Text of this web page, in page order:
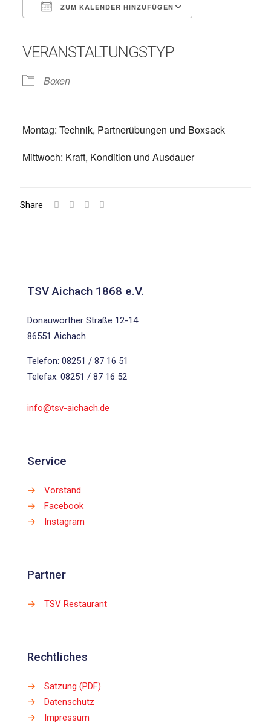
ZUM KALENDER HINZUFÜGEN
VERANSTALTUNGSTYP
Boxen
Montag: Technik, Partnerübungen und Boxsack
Mittwoch: Kraft, Kondition und Ausdauer
Share
TSV Aichach 1868 e.V.
Donauwörther Straße 12-14
86551 Aichach
Telefon: 08251 / 87 16 51
Telefax: 08251 / 87 16 52
info@tsv-aichach.de
Service
→
Vorstand
→
Facebook
→
Instagram
Partner
→ TSV Restaurant
Rechtliches
→
Satzung (PDF)
→
Datenschutz
→
Impressum